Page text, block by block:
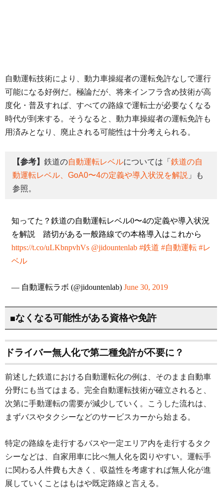
自動運転技術により、動力車操縦者の運転免許なしで運行
可能になる好例だ。極論だが、将来インフラ含め技術が高
度化・普及すれば、すべての路線で運転士が必要なくなる
時代が到来する。そうなると、動力車操縦者の運転免許も
用済みとなり、廃止される可能性は十分考えられる。
【参考】 鉄道の自動運転レベルについては「 鉄道の自
動運転レベル、GoA0〜4の定義や導入状況を解説 」も
参照。
知ってた？鉄道の自動運転レベル0〜4の定義や導入状況
を解説 踏切がある一般路線での本格導入はこれから
https://t.co/uLKbnpvhVs @jidountenlab #鉄道 #自動運転 #レ
ベル
— 自動運転ラボ (@jidountenlab) June 30, 2019
■なくなる可能性がある資格や免許
ドライバー無人化で第二種免許が不要に？
前述した鉄道における自動運転化の例は、そのまま自動車
分野にも当てはまる。完全自動運転技術が確立されると、
次第に手動運転の需要が減少していく。こうした流れは、
まずバスやタクシーなどのサービスカーから始まる。
特定の路線を走行するバスや一定エリア内を走行するタク
シーなどは、自家用車に比べ無人化を図りやすい。運転手
に関わる人件費も大きく、収益性を考慮すれば無人化が進
展していくことはもはや既定路線と言える。